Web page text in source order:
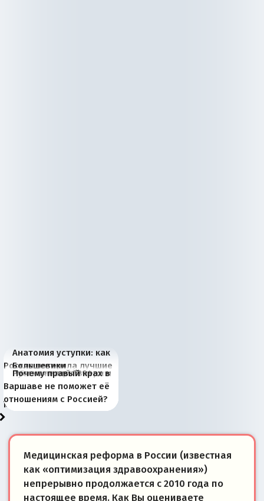
Анатомия уступки: как
Россия потеряла лучшие
рыбопромысловые
районы Баренцева
моря
Большевики
отличаются от «Яблока»
тем, что они -
победители
Киевская марионетка
Запада рассказала о
«переобувании» хозяев
В России назрели
перемены: 15 шагов к
суверенной экономике
Миграционный пожар
Европы
Россия начинает
сбрасывать балласт
Анкориджа
Россия зимой 1904
года: первые уступки во
внутренней политике
Русская нация вчера и
сегодня
Почему правый крах в
Варшаве не поможет её
отношениям с Россией?
Медицинская реформа в России (известная
как «оптимизация здравоохранения»)
непрерывно продолжается с 2010 года по
настоящее время. Как Вы оцениваете